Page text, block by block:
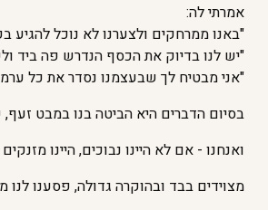
אמרתי לה:
"באנו ממרחקים ולצערנו לא נוכל
"יש לנו בדיוק את הכסף הנדרש פה ביד
"אני מבטיח לך שבעצמנו נסדר את כל
בסיום הדברים היא הביטה בנו במבט זעף,
ואנחנו - אם לא היינו נבוכים, היינו
מצוידים בבד ובהוקרה גדולה, פסענו לנו